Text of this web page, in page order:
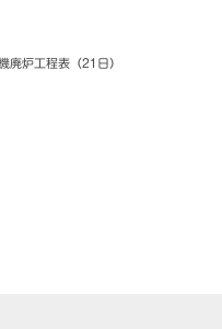
廃炉工程表（21日）